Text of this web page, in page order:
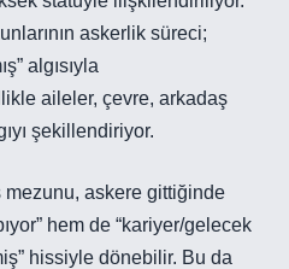
askerlik süreci;
algısıyla
aileler, çevre, arkadaş
şekillendiriyor.
askere gittiğinde
hem de “kariyer/gelecek
hissiyle dönebilir. Bu da